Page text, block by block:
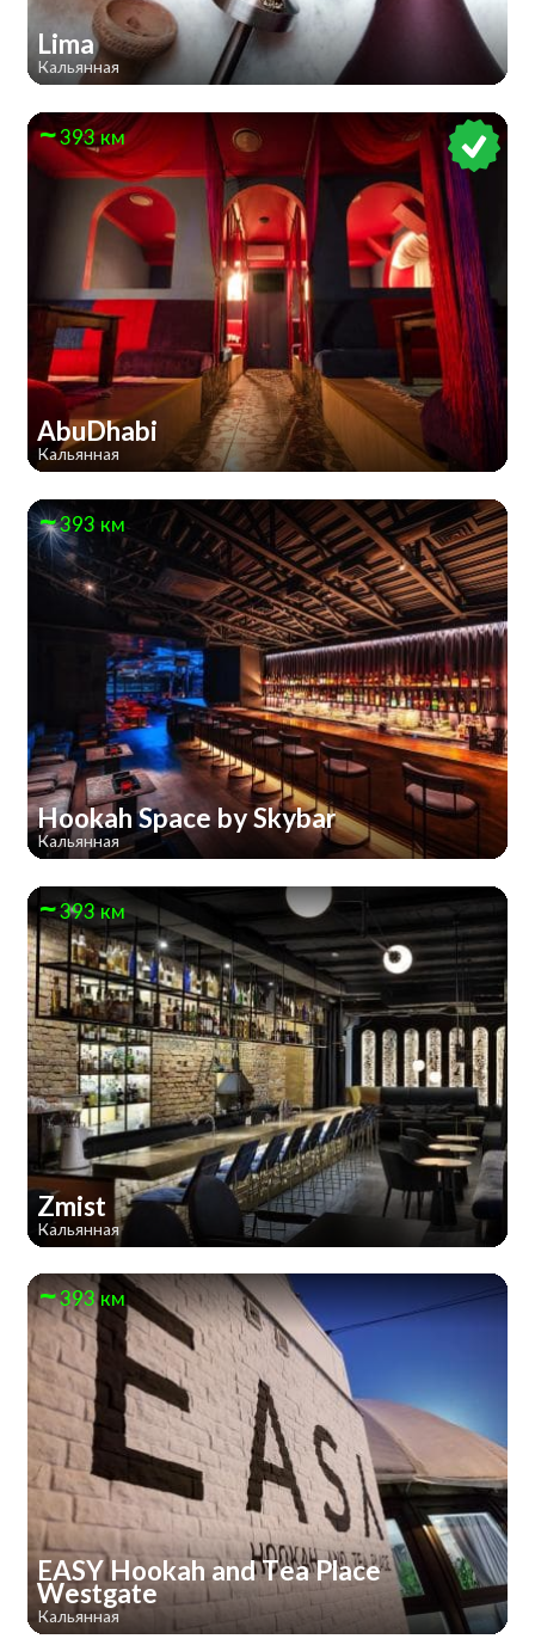
Lima
Кальянная
393 км
AbuDhabi
Кальянная
393 км
Hookah Space by Skybar
Кальянная
393 км
Zmist
Кальянная
393 км
EASY Hookah and Tea Place
Westgate
Кальянная